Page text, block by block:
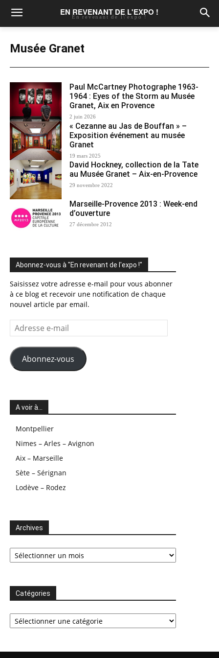
EN REVENANT DE L'EXPO !
En revenant de l\'expo !
Musée Granet
Paul McCartney Photographe 1963-
1964 : Eyes of the Storm au Musée
Granet, Aix en Provence
2 juin 2026
« Cezanne au Jas de Bouffan » –
Exposition événement au musée
Granet
19 mars 2025
David Hockney, collection de la Tate
au Musée Granet – Aix-en-Provence
29 novembre 2022
Marseille-Provence 2013 : Week-end
d’ouverture
27 décembre 2012
Abonnez-vous à "En revenant de l'expo !"
Saisissez votre adresse e-mail pour vous abonner
à ce blog et recevoir une notification de chaque
nouvel article par email.
Adresse
e-
mail
Abonnez-vous
A voir à…
Montpellier
Nimes – Arles – Avignon
Aix – Marseille
Sète – Sérignan
Lodève – Rodez
Archives
Archives
Catégories
Catégories